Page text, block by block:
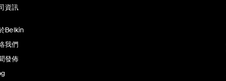
資訊
Belkin
我們
發佈